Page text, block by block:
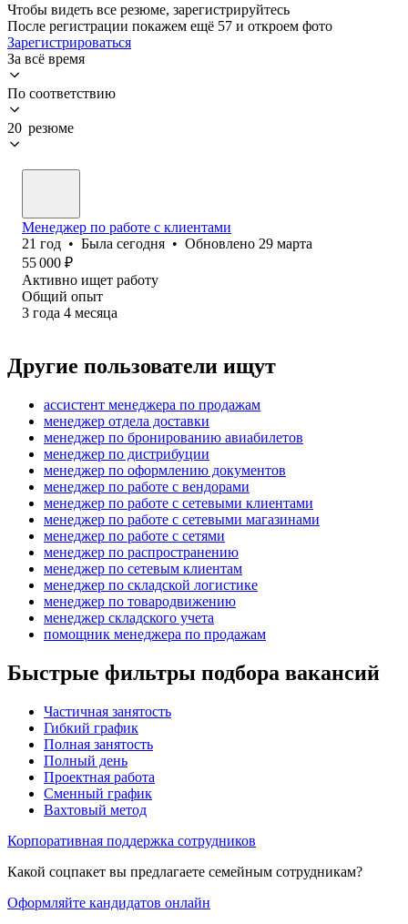
Чтобы видеть все резюме, зарегистрируйтесь
После регистрации покажем ещё 57 и откроем фото
Зарегистрироваться
За всё время
По соответствию
20 резюме
Менеджер по работе с клиентами
21 год • Была сегодня • Обновлено 29 марта
55 000 ₽
Активно ищет работу
Общий опыт
3 года 4 месяца
Другие пользователи ищут
ассистент менеджера по продажам
менеджер отдела доставки
менеджер по бронированию авиабилетов
менеджер по дистрибуции
менеджер по оформлению документов
менеджер по работе с вендорами
менеджер по работе с сетевыми клиентами
менеджер по работе с сетевыми магазинами
менеджер по работе с сетями
менеджер по распространению
менеджер по сетевым клиентам
менеджер по складской логистике
менеджер по товародвижению
менеджер складского учета
помощник менеджера по продажам
Быстрые фильтры подбора вакансий
Частичная занятость
Гибкий график
Полная занятость
Полный день
Проектная работа
Сменный график
Вахтовый метод
Корпоративная поддержка сотрудников
Какой соцпакет вы предлагаете семейным сотрудникам?
Оформляйте кандидатов онлайн